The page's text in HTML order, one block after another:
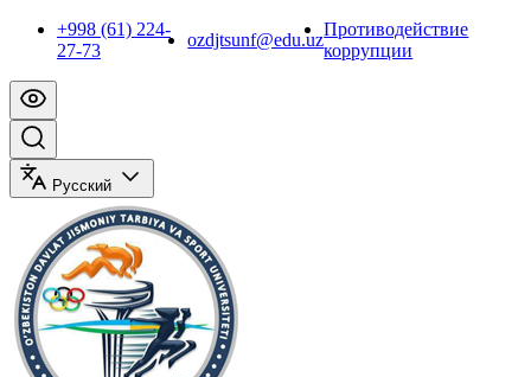
+998 (61) 224-
27-73
ozdjtsunf@edu.uz
Противодействие
коррупции
Русский